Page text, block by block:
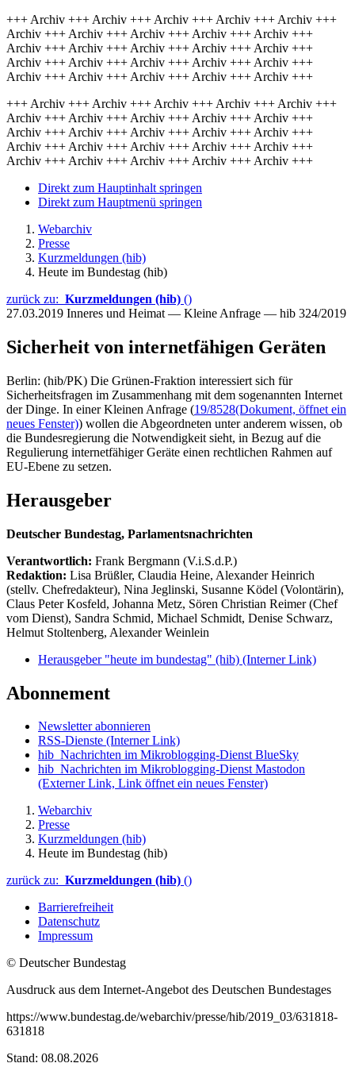
+++ Archiv +++ Archiv +++ Archiv +++ Archiv +++ Archiv +++
Archiv +++ Archiv +++ Archiv +++ Archiv +++ Archiv +++
Archiv +++ Archiv +++ Archiv +++ Archiv +++ Archiv +++
Archiv +++ Archiv +++ Archiv +++ Archiv +++ Archiv +++
Archiv +++ Archiv +++ Archiv +++ Archiv +++ Archiv +++
+++ Archiv +++ Archiv +++ Archiv +++ Archiv +++ Archiv +++
Archiv +++ Archiv +++ Archiv +++ Archiv +++ Archiv +++
Archiv +++ Archiv +++ Archiv +++ Archiv +++ Archiv +++
Archiv +++ Archiv +++ Archiv +++ Archiv +++ Archiv +++
Archiv +++ Archiv +++ Archiv +++ Archiv +++ Archiv +++
Direkt zum Hauptinhalt springen
Direkt zum Hauptmenü springen
Webarchiv
Presse
Kurzmeldungen (hib)
Heute im Bundestag (hib)
zurück zu: Kurzmeldungen (hib) ()
27.03.2019 Inneres und Heimat — Kleine Anfrage — hib 324/2019
Sicherheit von internetfähigen Geräten
Berlin: (hib/PK) Die Grünen-Fraktion interessiert sich für
Sicherheitsfragen im Zusammenhang mit dem sogenannten Internet
der Dinge. In einer Kleinen Anfrage (19/8528(Dokument, öffnet ein
neues Fenster)) wollen die Abgeordneten unter anderem wissen, ob
die Bundesregierung die Notwendigkeit sieht, in Bezug auf die
Regulierung internetfähiger Geräte einen rechtlichen Rahmen auf
EU-Ebene zu setzen.
Herausgeber
Deutscher Bundestag, Parlamentsnachrichten
Verantwortlich: Frank Bergmann (V.i.S.d.P.)
Redaktion: Lisa Brüßler, Claudia Heine, Alexander Heinrich
(stellv. Chefredakteur), Nina Jeglinski, Susanne Ködel (Volontärin),
Claus Peter Kosfeld, Johanna Metz, Sören Christian Reimer (Chef
vom Dienst), Sandra Schmid, Michael Schmidt, Denise Schwarz,
Helmut Stoltenberg, Alexander Weinlein
Herausgeber "heute im bundestag" (hib) (Interner Link)
Abonnement
Newsletter abonnieren
RSS-Dienste (Interner Link)
hib_Nachrichten im Mikroblogging-Dienst BlueSky
hib_Nachrichten im Mikroblogging-Dienst Mastodon
(Externer Link, Link öffnet ein neues Fenster)
Webarchiv
Presse
Kurzmeldungen (hib)
Heute im Bundestag (hib)
zurück zu: Kurzmeldungen (hib) ()
Barrierefreiheit
Datenschutz
Impressum
© Deutscher Bundestag
Ausdruck aus dem Internet-Angebot des Deutschen Bundestages
https://www.bundestag.de/webarchiv/presse/hib/2019_03/631818-
631818
Stand: 08.08.2026